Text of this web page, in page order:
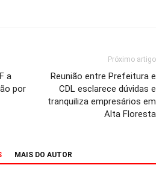
a
por
Próximo artigo
Reunião entre Prefeitura e
CDL esclarece dúvidas e
tranquiliza empresários em
Alta Floresta
MAIS DO AUTOR